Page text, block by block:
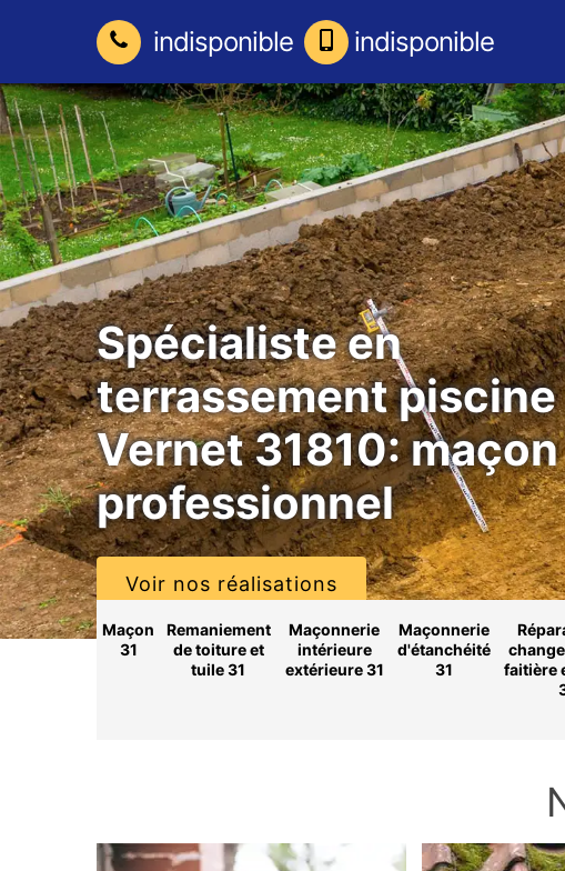
indisponible indisponible
Spécialiste en
terrassement piscine
Vernet 31810: maçon
professionnel
Voir nos réalisations
Maçon
31
Remaniement
de toiture et
tuile 31
Maçonnerie
intérieure
extérieure 31
Maçonnerie
d'étanchéité
31
faitière